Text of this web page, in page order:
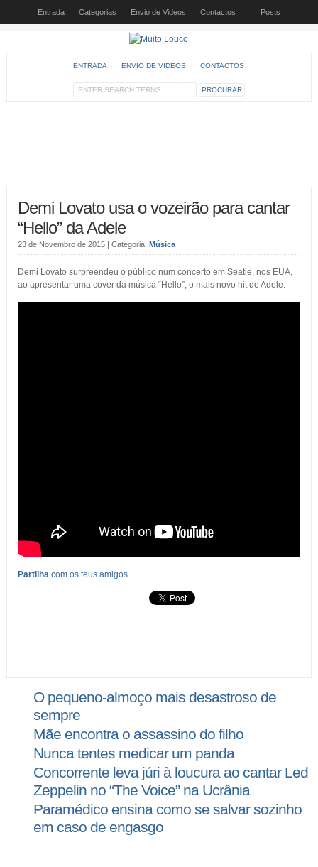
Entrada Categorias Envio de Videos Contactos Posts
ENTRADA ENVIO DE VIDEOS CONTACTOS
Demi Lovato usa o vozeirão para cantar
“Hello” da Adele
23 de Novembro de 2015 | Categoria: Música
Demi Lovato surpreendeu o público num concerto em Seatle, nos EUA,
ao apresentar uma cover da música “Hello”, o mais novo hit de Adele.
Partilhacom os teus amigos
O pequeno-almoço mais desastroso de
sempre
Mãe encontra o assassino do filho
Nunca tentes medicar um panda
Concorrente leva júri à loucura ao cantar Led
Zeppelin no “The Voice” na Ucrânia
Paramédico ensina como se salvar sozinho
em caso de engasgo